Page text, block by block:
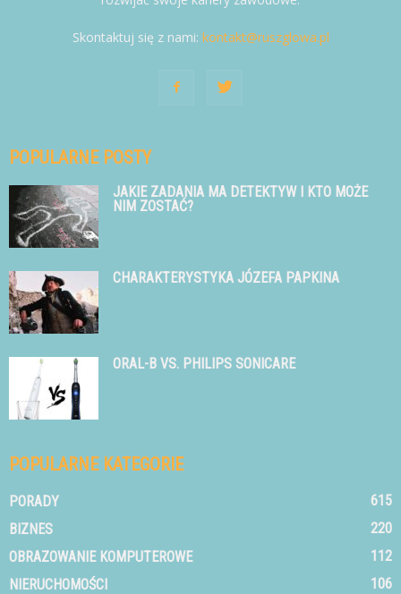
Skontaktuj się z nami: kontakt@ruszglowa.pl
POPULARNE POSTY
JAKIE ZADANIA MA DETEKTYW I KTO MOŻE
NIM ZOSTAĆ?
CHARAKTERYSTYKA JÓZEFA PAPKINA
ORAL-B VS. PHILIPS SONICARE
POPULARNE KATEGORIE
PORADY
615
BIZNES
220
OBRAZOWANIE KOMPUTEROWE
112
NIERUCHOMOŚCI
106